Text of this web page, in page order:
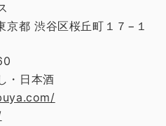
京都 渋谷区桜丘町１７−１
・日本酒